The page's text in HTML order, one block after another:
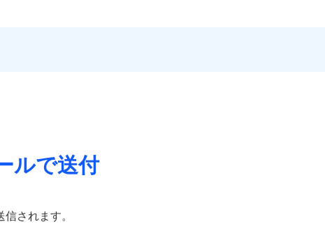
ルで送付
されます。